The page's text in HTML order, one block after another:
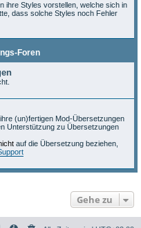
ihre Styles vorstellen, welche sich in
dass solche Styles noch Fehler
Foren
(un)fertigen Mod-Übersetzungen
Unterstützung zu Übersetzungen
auf die Übersetzung beziehen,
Gehe zu